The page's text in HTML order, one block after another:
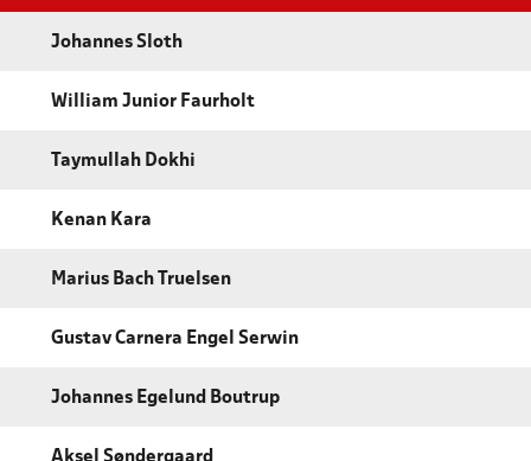
Johannes Sloth
William Junior Faurholt
Taymullah Dokhi
Kenan Kara
Marius Bach Truelsen
Gustav Carnera Engel Serwin
Johannes Egelund Boutrup
Aksel Søndergaard